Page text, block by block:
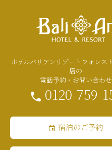
ホテルバリアンリゾートフォレス
店の
電話予約・お問い合わせ
0120-759-
宿泊のご予約